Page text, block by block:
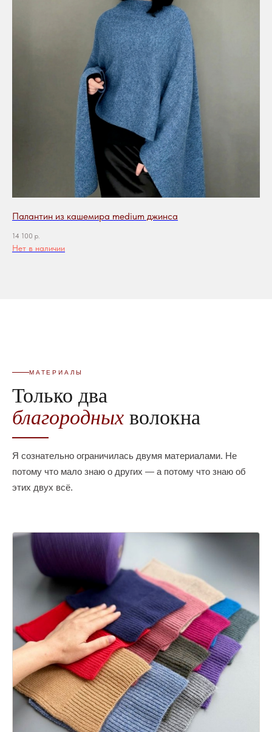
Палантин из кашемира medium джинса
14 100 р.
Нет в наличии
МАТЕРИАЛЫ
Только два
благородных волокна
Я сознательно ограничилась двумя материалами. Не
потому что мало знаю о других — а потому что знаю об
этих двух всё.